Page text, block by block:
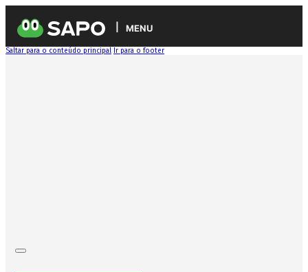
MENU
Saltar para o conteúdo principal Ir para o footer